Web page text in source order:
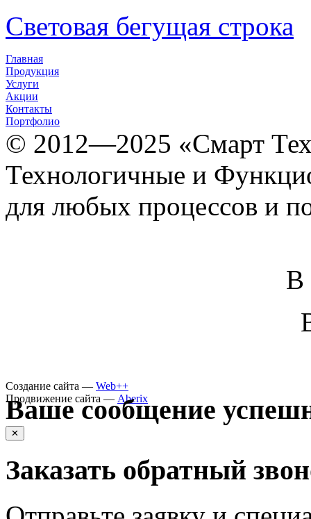
Световая бегущая строка
Главная
Продукция
Услуги
Акции
Контакты
Портфолио
© 2012­­­—2025 «Смарт
Технологичные и
для любых процессов и
В
Создание сайта — Web++
Продвижение сайта — Aberix
Ваше сообщение
✕
Заказать обратный